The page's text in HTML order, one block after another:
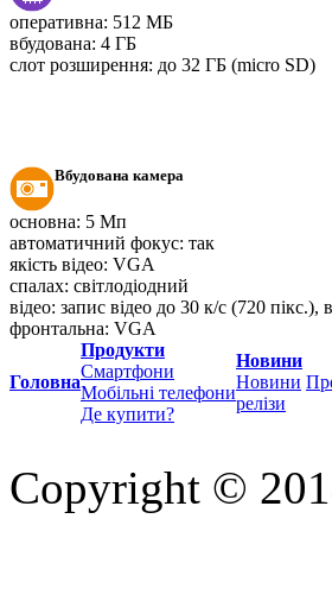
оперативна: 512 МБ
вбудована: 4 ГБ
слот розширення: до 32 ГБ (micro SD)
Вбудована камера
основна: 5 Мп
автоматичний фокус: так
якість відео: VGA
спалах: світлодіодний
відео: запис відео до 30 к/с (720 пікс.),
фронтальна: VGA
Головна
Продукти
Смартфони
Мобільні телефони
Де купити?
Новини
Новини
релізи
Copyright ©